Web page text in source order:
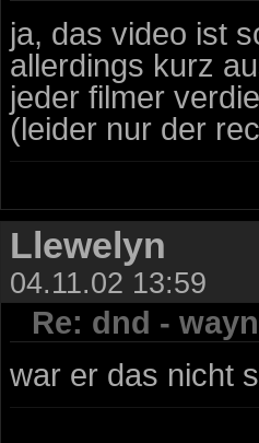
ja, das video ist
allerdings kurz
jeder filmer
(leider nur der
Llewelyn
04.11.02 13:59
Re: dnd -
war er das nicht